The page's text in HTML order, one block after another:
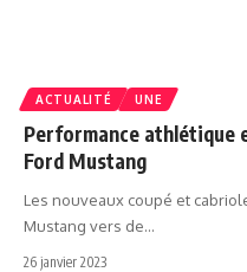
ACTUALITÉ UNE
Performance athlétique
Ford Mustang
Les nouveaux coupé et
Mustang vers de…
26 janvier 2023